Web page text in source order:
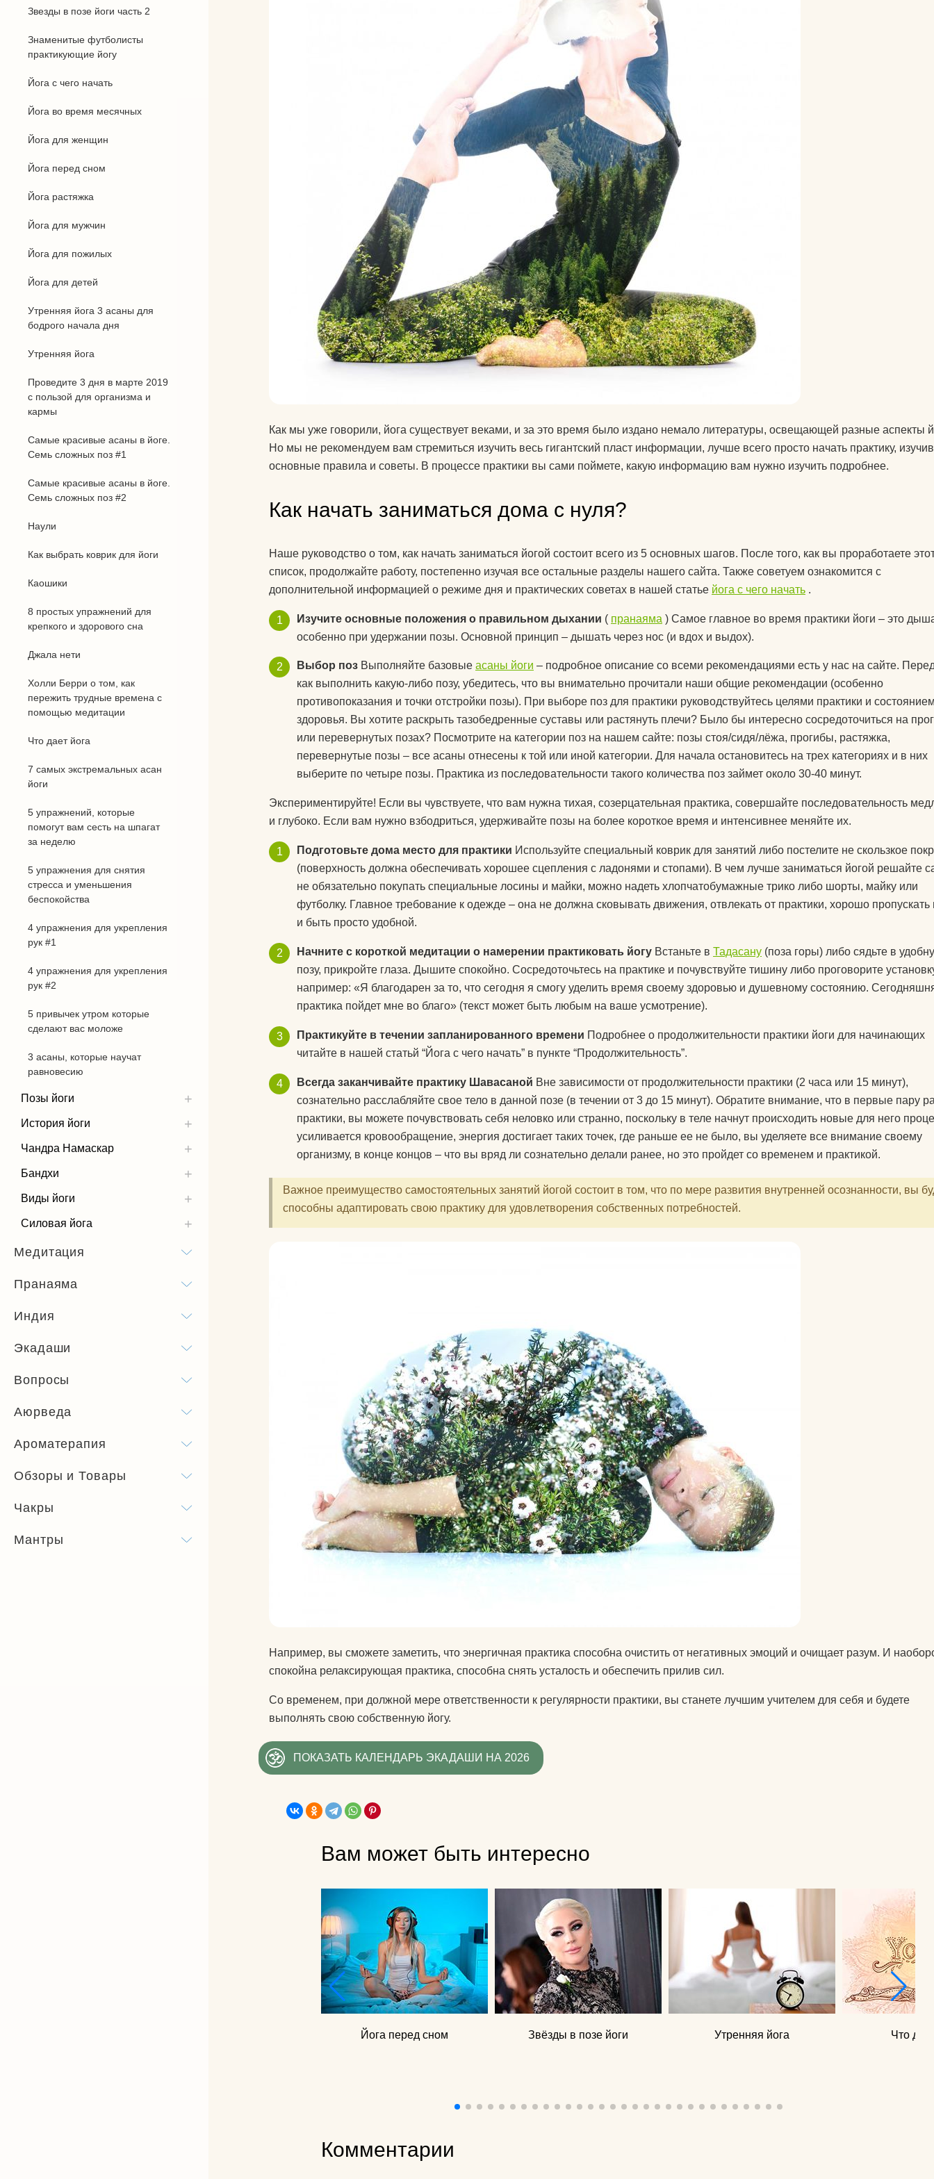
Календарь для Москвы
Календарь для
Новосибирска
Календарь для
Краснодара
Календарь для Великого
Новгорода
Календарь для Нижнего
Экадаши как правильно
Календарь для
Калининграда
йогой
Об экадашах
Почему после йоги
хочется спать?
Круговое выполнение
асан.
Материал ремней для
йоги
Можно ли заниматься
йогой при простуде?
Как йога влияет на
психику?
Какие мифы о йоге вы
знаете?
Какую литературу
посоветуете
до пенсии?
Как переводится йога
йоги дома?
упражнениями йоги
поднять правую почку?
Спасибо)
Как использовать блок
для йоги?
Как парни видят йогу?
Как почистить коврик для
Что едят йоги?
аксессуары для
боксерских мешков
одежда для похудения
перчатки
подушки массажные
укрепления связок и
суставов
пульсометры
рюкзаки спортивные и
городские
специальное питание
стельки
утяжелители
чехлы на коврики для
йоги
массажные
защита локтя
ролики массажные
аксессуары для йоги
Как мы уже говорили, йога существует веками, и за это время было издано немало литературы, освещающей разные аспекты
Но мы не рекомендуем вам стремиться изучить весь гигантский пласт информации, лучше всего просто начать практику, изучив
основные правила и советы. В процессе практики вы сами поймете, какую информацию вам нужно изучить подробнее.
Как начать заниматься дома с нуля?
Наше руководство о том, как начать заниматься йогой состоит всего из 5 основных шагов. После того, как вы проработаете
список, продолжайте работу, постепенно изучая все остальные разделы нашего сайта. Также советуем ознакомится с
дополнительной информацией о режиме дня и практических советах в нашей статье йога с чего начать .
Изучите основные положения о правильном дыхании ( пранаяма ) Самое главное во время практики йоги – это
особенно при удержании позы. Основной принцип – дышать через нос (и вдох и выдох).
Выбор поз Выполняйте базовые асаны йоги – подробное описание со всеми рекомендациями есть у нас на сайте.
как выполнить какую-либо позу, убедитесь, что вы внимательно прочитали наши общие рекомендации (особенно
противопоказания и точки отстройки позы). При выборе поз для практики руководствуйтесь целями практики и
здоровья. Вы хотите раскрыть тазобедренные суставы или растянуть плечи? Было бы интересно сосредоточиться на
или перевернутых позах? Посмотрите на категории поз на нашем сайте: позы стоя/сидя/лёжа, прогибы, растяжка,
перевернутые позы – все асаны отнесены к той или иной категории. Для начала остановитесь на трех категориях и в них
выберите по четыре позы. Практика из последовательности такого количества поз займет около 30-40 минут.
Экспериментируйте! Если вы чувствуете, что вам нужна тихая, созерцательная практика, совершайте последовательность
и глубоко. Если вам нужно взбодриться, удерживайте позы на более короткое время и интенсивнее меняйте их.
Подготовьте дома место для практики Используйте специальный коврик для занятий либо постелите не скользкое
(поверхность должна обеспечивать хорошее сцепления с ладонями и стопами). В чем лучше заниматься йогой решайте
не обязательно покупать специальные лосины и майки, можно надеть хлопчатобумажные трико либо шорты, майку или
футболку. Главное требование к одежде – она не должна сковывать движения, отвлекать от практики, хорошо пропускать
и быть просто удобной.
Начните с короткой медитации о намерении практиковать йогу Встаньте в Тадасану (поза горы) либо сядьте в
позу, прикройте глаза. Дышите спокойно. Сосредоточьтесь на практике и почувствуйте тишину либо проговорите
например: «Я благодарен за то, что сегодня я смогу уделить время своему здоровью и душевному состоянию.
практика пойдет мне во благо» (текст может быть любым на ваше усмотрение).
Практикуйте в течении запланированного времени Подробнее о продолжительности практики йоги для начинающих
читайте в нашей статьй “Йога с чего начать” в пункте “Продолжительность”.
Всегда заканчивайте практику Шавасаной Вне зависимости от продолжительности практики (2 часа или 15 минут),
сознательно расслабляйте свое тело в данной позе (в течении от 3 до 15 минут). Обратите внимание, что в первые пару
практики, вы можете почувствовать себя неловко или странно, поскольку в теле начнут происходить новые для него
усиливается кровообращение, энергия достигает таких точек, где раньше ее не было, вы уделяете все внимание своему
организму, в конце концов – что вы вряд ли сознательно делали ранее, но это пройдет со временем и практикой.
Важное преимущество самостоятельных занятий йогой состоит в том, что по мере развития внутренней осознанности, вы
способны адаптировать свою практику для удовлетворения собственных потребностей.
Например, вы сможете заметить, что энергичная практика способна очистить от негативных эмоций и очищает разум. И
спокойна релаксирующая практика, способна снять усталость и обеспечить прилив сил.
Со временем, при должной мере ответственности к регулярности практики, вы станете лучшим учителем для себя и будете
выполнять свою собственную йогу.
ПОКАЗАТЬ КАЛЕНДАРЬ ЭКАДАШИ НА 2026
Вам может быть интересно
Йога перед сном Звёзды в позе йоги Утренняя йога Что
Комментарии
Звезды в позе йоги часть 2
Знаменитые футболисты
практикующие йогу
Йога с чего начать
Йога во время месячных
Йога для женщин
Йога перед сном
Йога растяжка
Йога для мужчин
Йога для пожилых
Йога для детей
Утренняя йога 3 асаны для
бодрого начала дня
Утренняя йога
Проведите 3 дня в марте 2019
с пользой для организма и
кармы
Самые красивые асаны в йоге.
Семь сложных поз #1
Самые красивые асаны в йоге.
Семь сложных поз #2
Наули
Как выбрать коврик для йоги
Каошики
8 простых упражнений для
крепкого и здорового сна
Джала нети
Холли Берри о том, как
пережить трудные времена с
помощью медитации
Что дает йога
7 самых экстремальных асан
йоги
5 упражнений, которые
помогут вам сесть на шпагат
за неделю
5 упражнения для снятия
стресса и уменьшения
беспокойства
4 упражнения для укрепления
рук #1
4 упражнения для укрепления
рук #2
5 привычек утром которые
сделают вас моложе
3 асаны, которые научат
равновесию
Позы йоги
История йоги
Чандра Намаскар
Бандхи
Виды йоги
Силовая йога
Медитация
Пранаяма
Индия
Экадаши
Вопросы
Аюрведа
Ароматерапия
Обзоры и Товары
Чакры
Мантры